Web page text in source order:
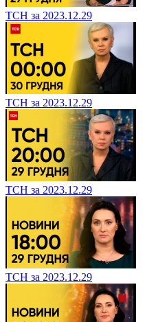
ТСН за 2023.12.29
ТСН за 2023.12.29
ТСН за 2023.12.29
ТСН за 2023.12.29